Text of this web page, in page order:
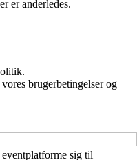
er anderledes.
brugerbetingelser og
sig til